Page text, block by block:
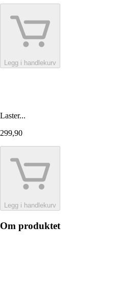
Legg i handlekurv
Laster...
299,90
Legg i handlekurv
Om produktet